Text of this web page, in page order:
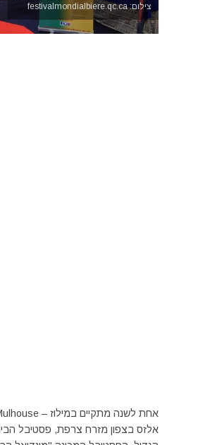
צילום: festivalmondialbiere.qc.ca
אלזס בצפון מזרח צרפת, פסטיבל